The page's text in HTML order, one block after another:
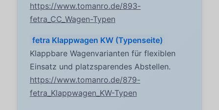
https://www.tomanro.de/893-
fetra_CC_Wagen-Typen
fetra Klappwagen KW (Typenseite)
Klappbare Wagenvarianten für flexiblen
Einsatz und platzsparendes Abstellen.
https://www.tomanro.de/879-
fetra_Klappwagen_KW-Typen